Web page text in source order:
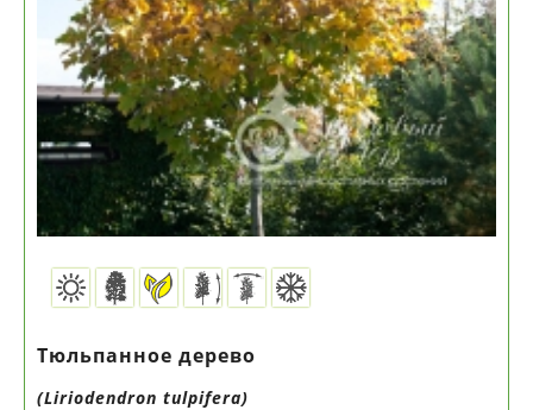
Тюльпанное дерево
(Liriodendron tulpifera)